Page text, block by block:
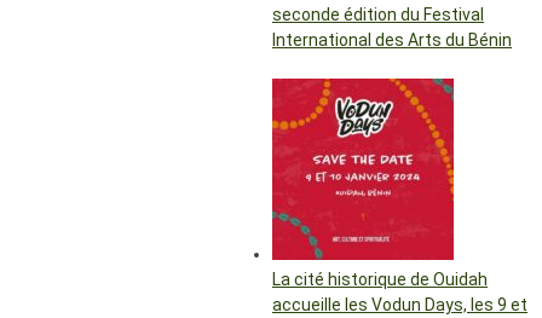
seconde édition du Festival
International des Arts du Bénin
La cité historique de Ouidah
accueille les Vodun Days, les 9 et